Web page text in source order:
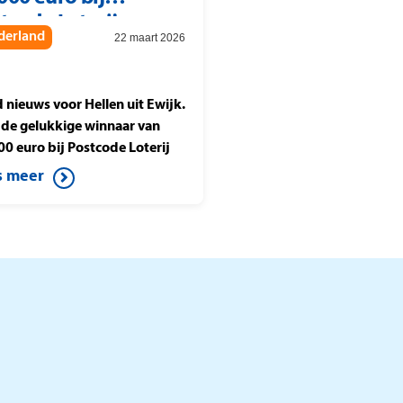
Loterij
22 maart 2026
nieuws voor Hellen uit Ewijk.
gelukkige winnaar van
euro bij Postcode Loterij
Ze speelt de halve
tegen Berteld uit Gorssel en
meer